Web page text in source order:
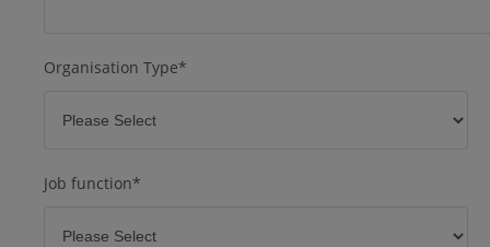
Organisation Type*
Job function*